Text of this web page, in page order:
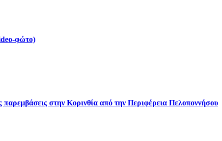
φώτο)
παρεμβάσεις στην Κορινθία από την Περιφέρεια Πελοποννήσου